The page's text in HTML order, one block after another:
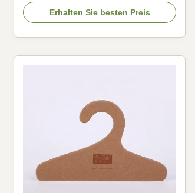
layer scarf hanger display made from 100%
recycled materials, perfect for retail stores
and garment displays. Product Specifications
Erhalten Sie besten Preis